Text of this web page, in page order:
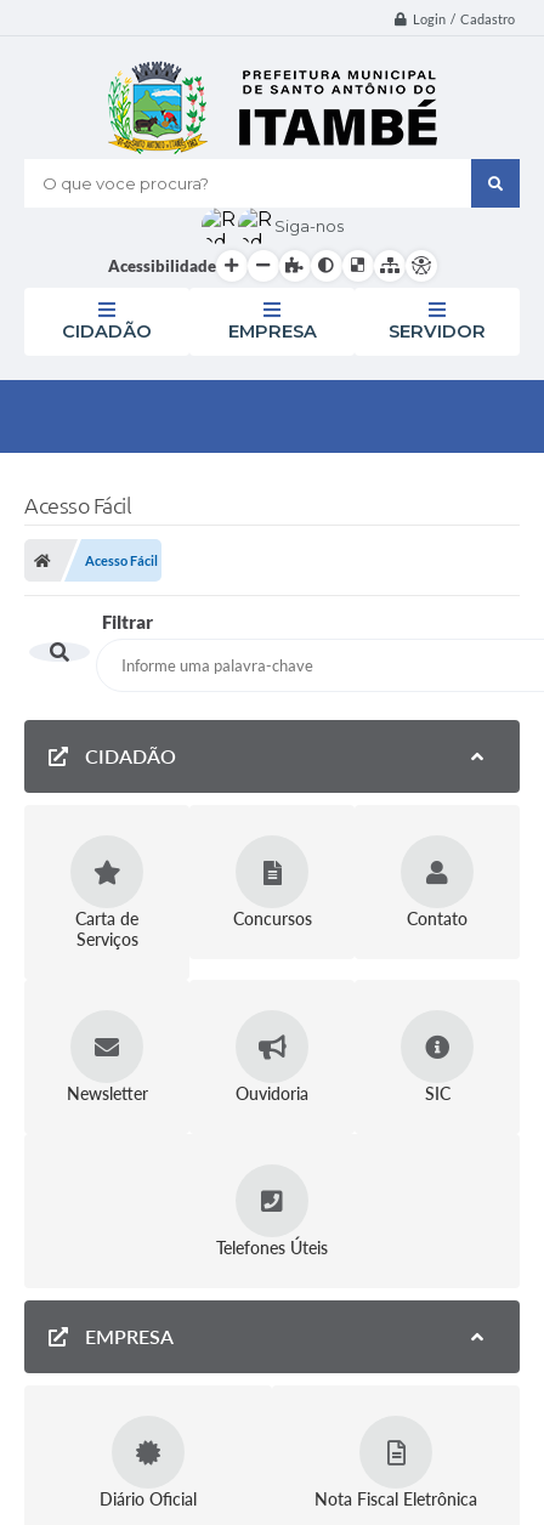
Login / Cadastro
O que voce procura?
Siga-nos
Acessibilidade
CIDADÃO EMPRESA SERVIDOR
Acesso Fácil
Acesso Fácil
Filtrar
CIDADÃO
Carta de
Serviços
Concursos Contato
Newsletter Ouvidoria SIC
Telefones Úteis
EMPRESA
Diário Oficial Nota Fiscal Eletrônica